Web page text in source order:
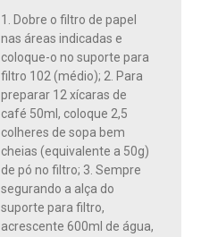
1. Dobre o filtro de papel
nas áreas indicadas e
coloque-o no suporte para
filtro 102 (médio); 2. Para
preparar 12 xícaras de
café 50ml, coloque 2,5
colheres de sopa bem
cheias (equivalente a 50g)
de pó no filtro; 3. Sempre
segurando a alça do
suporte para filtro,
acrescente 600ml de água,